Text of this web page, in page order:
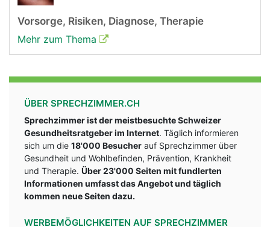
Vorsorge, Risiken, Diagnose, Therapie
Mehr zum Thema
ÜBER SPRECHZIMMER.CH
Sprechzimmer ist der meistbesuchte Schweizer
Gesundheitsratgeber im Internet. Täglich informieren
sich um die 18'000 Besucher auf Sprechzimmer über
Gesundheit und Wohlbefinden, Prävention, Krankheit
und Therapie. Über 23'000 Seiten mit fundlerten
Informationen umfasst das Angebot und täglich
kommen neue Seiten dazu.
WERBEMÖGLICHKEITEN AUF SPRECHZIMMER